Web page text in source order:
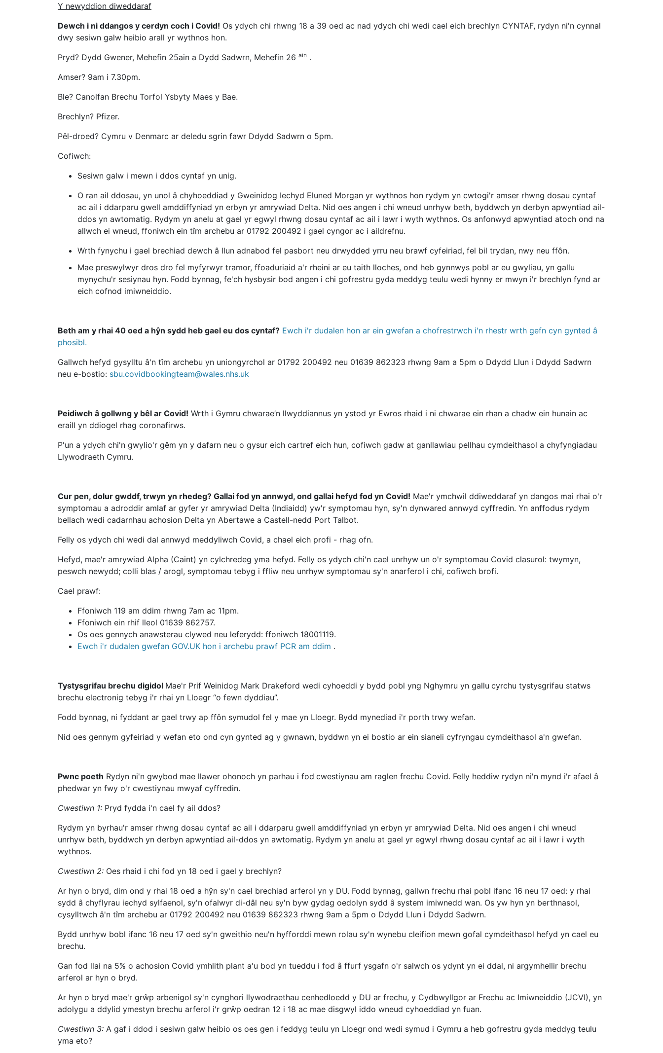
Y newyddion diweddaraf
Dewch i ni ddangos y cerdyn coch i Covid! Os ydych chi rhwng 18 a 39 oed ac nad ydych chi wedi cael eich brechlyn CYNTAF, rydyn ni'n cynnal
dwy sesiwn galw heibio arall yr wythnos hon.
Pryd? Dydd Gwener, Mehefin 25ain a Dydd Sadwrn, Mehefin 26 ain .
Amser? 9am i 7.30pm.
Ble? Canolfan Brechu Torfol Ysbyty Maes y Bae.
Brechlyn? Pfizer.
Pêl-droed? Cymru v Denmarc ar deledu sgrin fawr Ddydd Sadwrn o 5pm.
Cofiwch:
Sesiwn galw i mewn i ddos cyntaf yn unig.
O ran ail ddosau, yn unol â chyhoeddiad y Gweinidog Iechyd Eluned Morgan yr wythnos hon rydym yn cwtogi'r amser rhwng dosau cyntaf
ac ail i ddarparu gwell amddiffyniad yn erbyn yr amrywiad Delta. Nid oes angen i chi wneud unrhyw beth, byddwch yn derbyn apwyntiad ail-
ddos yn awtomatig. Rydym yn anelu at gael yr egwyl rhwng dosau cyntaf ac ail i lawr i wyth wythnos. Os anfonwyd apwyntiad atoch ond na
allwch ei wneud, ffoniwch ein tîm archebu ar 01792 200492 i gael cyngor ac i aildrefnu.
Wrth fynychu i gael brechiad dewch â llun adnabod fel pasbort neu drwydded yrru neu brawf cyfeiriad, fel bil trydan, nwy neu ffôn.
Mae preswylwyr dros dro fel myfyrwyr tramor, ffoaduriaid a'r rheini ar eu taith lloches, ond heb gynnwys pobl ar eu gwyliau, yn gallu
mynychu'r sesiynau hyn. Fodd bynnag, fe'ch hysbysir bod angen i chi gofrestru gyda meddyg teulu wedi hynny er mwyn i'r brechlyn fynd ar
eich cofnod imiwneiddio.
Beth am y rhai 40 oed a hŷn sydd heb gael eu dos cyntaf? Ewch i'r dudalen hon ar ein gwefan a chofrestrwch i'n rhestr wrth gefn cyn gynted â
phosibl.
Gallwch hefyd gysylltu â'n tîm archebu yn uniongyrchol ar 01792 200492 neu 01639 862323 rhwng 9am a 5pm o Ddydd Llun i Ddydd Sadwrn
neu e-bostio: sbu.covidbookingteam@wales.nhs.uk
Peidiwch â gollwng y bêl ar Covid! Wrth i Gymru chwarae’n llwyddiannus yn ystod yr Ewros rhaid i ni chwarae ein rhan a chadw ein hunain ac
eraill yn ddiogel rhag coronafirws.
P'un a ydych chi'n gwylio'r gêm yn y dafarn neu o gysur eich cartref eich hun, cofiwch gadw at ganllawiau pellhau cymdeithasol a chyfyngiadau
Llywodraeth Cymru.
Cur pen, dolur gwddf, trwyn yn rhedeg? Gallai fod yn annwyd, ond gallai hefyd fod yn Covid! Mae'r ymchwil ddiweddaraf yn dangos mai rhai o'r
symptomau a adroddir amlaf ar gyfer yr amrywiad Delta (Indiaidd) yw'r symptomau hyn, sy'n dynwared annwyd cyffredin. Yn anffodus rydym
bellach wedi cadarnhau achosion Delta yn Abertawe a Castell-nedd Port Talbot.
Felly os ydych chi wedi dal annwyd meddyliwch Covid, a chael eich profi - rhag ofn.
Hefyd, mae'r amrywiad Alpha (Caint) yn cylchredeg yma hefyd. Felly os ydych chi'n cael unrhyw un o'r symptomau Covid clasurol: twymyn,
peswch newydd; colli blas / arogl, symptomau tebyg i ffliw neu unrhyw symptomau sy'n anarferol i chi, cofiwch brofi.
Cael prawf:
Ffoniwch 119 am ddim rhwng 7am ac 11pm.
Ffoniwch ein rhif lleol 01639 862757.
Os oes gennych anawsterau clywed neu leferydd: ffoniwch 18001119.
Ewch i'r dudalen gwefan GOV.UK hon i archebu prawf PCR am ddim .
Tystysgrifau brechu digidol Mae'r Prif Weinidog Mark Drakeford wedi cyhoeddi y bydd pobl yng Nghymru yn gallu cyrchu tystysgrifau statws
brechu electronig tebyg i'r rhai yn Lloegr “o fewn dyddiau”.
Fodd bynnag, ni fyddant ar gael trwy ap ffôn symudol fel y mae yn Lloegr. Bydd mynediad i'r porth trwy wefan.
Nid oes gennym gyfeiriad y wefan eto ond cyn gynted ag y gwnawn, byddwn yn ei bostio ar ein sianeli cyfryngau cymdeithasol a'n gwefan.
Pwnc poeth Rydyn ni'n gwybod mae llawer ohonoch yn parhau i fod cwestiynau am raglen frechu Covid. Felly heddiw rydyn ni'n mynd i'r afael â
phedwar yn fwy o'r cwestiynau mwyaf cyffredin.
Cwestiwn 1: Pryd fydda i'n cael fy ail ddos?
Rydym yn byrhau'r amser rhwng dosau cyntaf ac ail i ddarparu gwell amddiffyniad yn erbyn yr amrywiad Delta. Nid oes angen i chi wneud
unrhyw beth, byddwch yn derbyn apwyntiad ail-ddos yn awtomatig. Rydym yn anelu at gael yr egwyl rhwng dosau cyntaf ac ail i lawr i wyth
wythnos.
Cwestiwn 2: Oes rhaid i chi fod yn 18 oed i gael y brechlyn?
Ar hyn o bryd, dim ond y rhai 18 oed a hŷn sy'n cael brechiad arferol yn y DU. Fodd bynnag, gallwn frechu rhai pobl ifanc 16 neu 17 oed: y rhai
sydd â chyflyrau iechyd sylfaenol, sy'n ofalwyr di-dâl neu sy'n byw gydag oedolyn sydd â system imiwnedd wan. Os yw hyn yn berthnasol,
cysylltwch â'n tîm archebu ar 01792 200492 neu 01639 862323 rhwng 9am a 5pm o Ddydd Llun i Ddydd Sadwrn.
Bydd unrhyw bobl ifanc 16 neu 17 oed sy'n gweithio neu'n hyfforddi mewn rolau sy'n wynebu cleifion mewn gofal cymdeithasol hefyd yn cael eu
brechu.
Gan fod llai na 5% o achosion Covid ymhlith plant a'u bod yn tueddu i fod â ffurf ysgafn o'r salwch os ydynt yn ei ddal, ni argymhellir brechu
arferol ar hyn o bryd.
Ar hyn o bryd mae'r grŵp arbenigol sy'n cynghori llywodraethau cenhedloedd y DU ar frechu, y Cydbwyllgor ar Frechu ac Imiwneiddio (JCVI), yn
adolygu a ddylid ymestyn brechu arferol i'r grŵp oedran 12 i 18 ac mae disgwyl iddo wneud cyhoeddiad yn fuan.
Cwestiwn 3: A gaf i ddod i sesiwn galw heibio os oes gen i feddyg teulu yn Lloegr ond wedi symud i Gymru a heb gofrestru gyda meddyg teulu
yma eto?